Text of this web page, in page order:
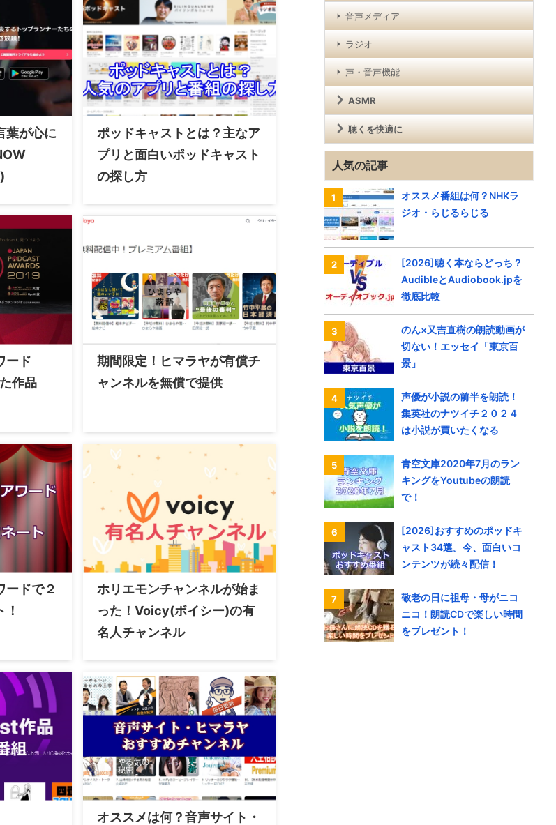
葉が心に
ポッドキャストとは？主なア
プリと面白いポッドキャスト
の探し方
ード
作品
期間限定！ヒマラヤが有償チ
ャンネルを無償で提供
ードで２
ホリエモンチャンネルが始ま
った！Voicy(ボイシー)の有
名人チャンネル
オススメは何？音声サイト・
音声メディア
ラジオ
声・音声機能
ASMR
聴くを快適に
人気の記事
オススメ番組は何？NHKラ
ジオ・らじるらじる
[2026]聴く本ならどっち？
AudibleとAudiobook.jpを
徹底比較
のん×又吉直樹の朗読動画が
切ない！エッセイ「東京百
景」
声優が小説の前半を朗読！
集英社のナツイチ２０２４
は小説が買いたくなる
青空文庫2020年7月のラン
キングをYoutubeの朗読
で！
[2026]おすすめのポッドキ
ャスト34選。今、面白いコ
ンテンツが続々配信！
敬老の日に祖母・母がニコ
ニコ！朗読CDで楽しい時間
をプレゼント！